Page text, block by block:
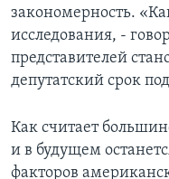
закономерность.
исследования, -
представителей
депутатский срок
Как считает
и в будущем
факторов